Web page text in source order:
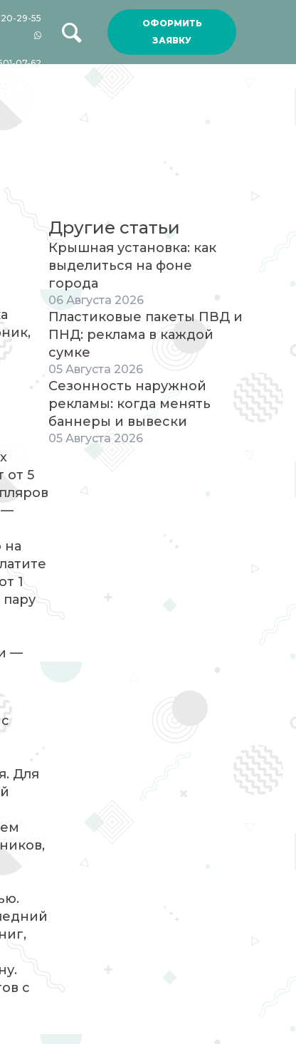
29-55
07-62
ОФОРМИТЬ
ЗАЯВКУ
от 5
—
на
1
—
Для
с
Другие статьи
Крышная установка: как
выделиться на фоне
города
06 Августа 2026
Пластиковые пакеты ПВД и
ПНД: реклама в каждой
сумке
05 Августа 2026
Сезонность наружной
рекламы: когда менять
баннеры и вывески
05 Августа 2026